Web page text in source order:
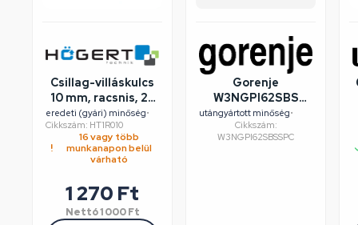
Csillag-villáskulcs
10 mm, racsnis, 25
év garancia,
HÖGERT HT1R010
eredeti (gyári) minőség•
Cikkszám: HT1R010
16 vagy több
munkanapon belül
várható
1 270 Ft
Nettó1 000 Ft
Gorenje
W3NGPI62SBS
mosógép
felújított/szépséghibás
utángyártott minőség•
Cikkszám:
W3NGPI62SBSSPC